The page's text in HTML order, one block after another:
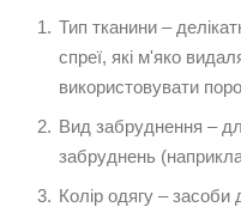
Тип тканини –
спреї, які м'яко
використовувати
Вид забруднення –
забруднень
Колір одягу – засоби